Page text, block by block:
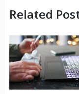
Related